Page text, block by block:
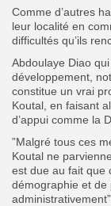
Comme d’autres
leur localité en
difficultés qu’ils
Abdoulaye Diao
développement,
constitue un vrai
Koutal, en faisant
d’appui comme la
”Malgré tous ces
Koutal ne
est due au fait que
démographie et de